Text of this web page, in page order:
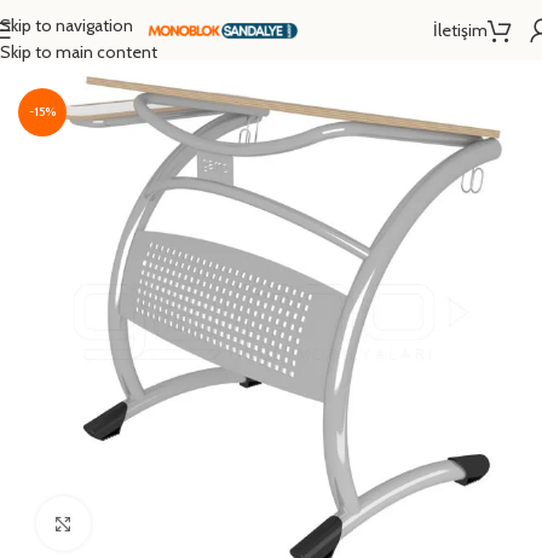
Skip to navigation
Skip to main content
İletişim
Ana Sayfa /Okul Sırası
-15%